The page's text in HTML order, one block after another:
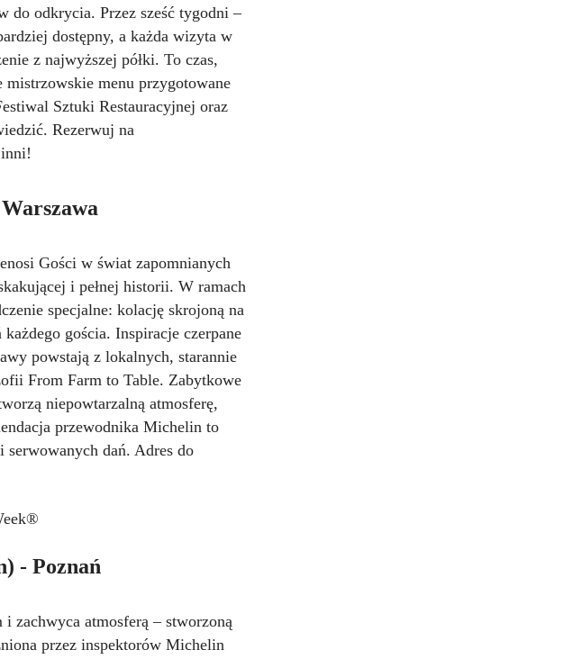
do odkrycia. Przez sześć tygodni –
dostępny, a każda wizyta w
z najwyższej półki. To czas,
menu przygotowane
Sztuki Restauracyjnej oraz
Rezerwuj na
Gości w świat zapomnianych
i pełnej historii. W ramach
specjalne: kolację skrojoną na
gościa. Inspiracje czerpane
powstają z lokalnych, starannie
From Farm to Table. Zabytkowe
niepowtarzalną atmosferę,
przewodnika Michelin to
dań. Adres do
- Poznań
zachwyca atmosferą – stworzoną
przez inspektorów Michelin